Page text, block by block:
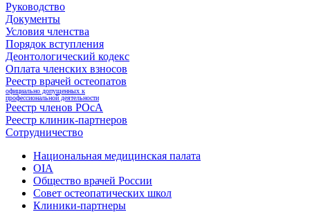
Руководство
Документы
Условия членства
Порядок вступления
Деонтологический кодекс
Оплата членских взносов
Реестр врачей остеопатов
официально допущенных к
профессиональной деятельности
Реестр членов РОсА
Реестр клиник-партнеров
Сотрудничество
Национальная медицинская палата
OIA
Общество врачей России
Совет остеопатических школ
Клиники-партнеры